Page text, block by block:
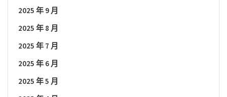
2025 年 9 月
2025 年 8 月
2025 年 7 月
2025 年 6 月
2025 年 5 月